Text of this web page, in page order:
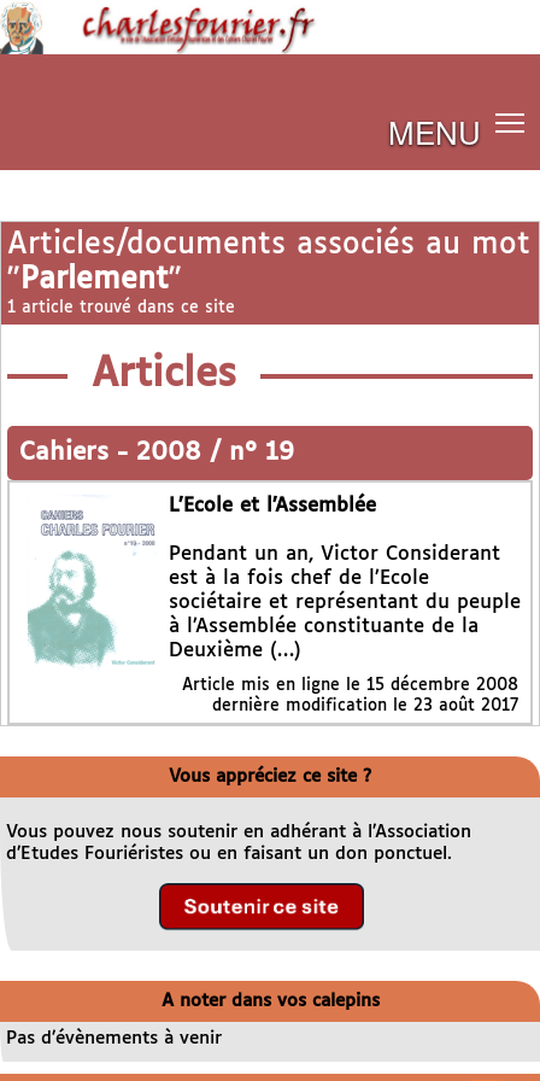
MENU
Articles/documents associés au mot
" Parlement"
1 article trouvé dans ce site
Articles
Cahiers - 2008 / n° 19
L’Ecole et l’Assemblée
Pendant un an, Victor Considerant
est à la fois chef de l’Ecole
sociétaire et représentant du peuple
à l’Assemblée constituante de la
Deuxième (…)
Article mis en ligne le 15 décembre 2008
dernière modification le 23 août 2017
Vous appréciez ce site ?
Vous pouvez nous soutenir en adhérant à l’Association
d’Etudes Fouriéristes ou en faisant un don ponctuel.
A noter dans vos calepins
Pas d’évènements à venir